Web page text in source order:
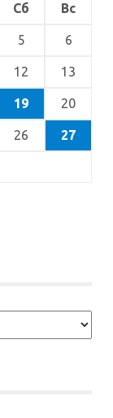
Сб Вс
5 6
12 13
19 20
26 27